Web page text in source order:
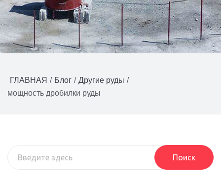
ГЛАВНАЯ / Блог / Другие руды /
мощность дробилки руды
Поиск